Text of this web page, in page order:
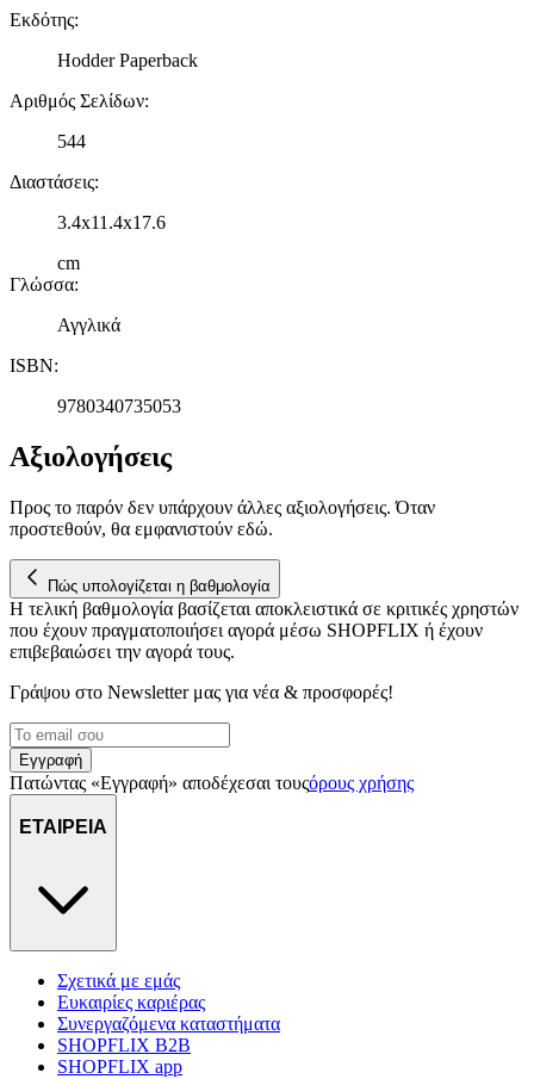
Εκδότης:
Hodder Paperback
Αριθμός Σελίδων:
544
Διαστάσεις:
3.4x11.4x17.6
cm
Γλώσσα:
Αγγλικά
ISBN:
9780340735053
Αξιολογήσεις
Προς το παρόν δεν υπάρχουν άλλες αξιολογήσεις. Όταν
προστεθούν, θα εμφανιστούν εδώ.
Πώς υπολογίζεται η βαθμολογία
Η τελική βαθμολογία βασίζεται αποκλειστικά σε κριτικές χρηστών
που έχουν πραγματοποιήσει αγορά μέσω SHOPFLIX ή έχουν
επιβεβαιώσει την αγορά τους.
Γράψου στο Νewsletter μας για νέα & προσφορές!
Εγγραφή
Πατώντας «Εγγραφή» αποδέχεσαι τουςόρους χρήσης
ΕΤΑΙΡΕΙΑ
Σχετικά με εμάς
Ευκαιρίες καριέρας
Συνεργαζόμενα καταστήματα
SHOPFLIX B2B
SHOPFLIX app